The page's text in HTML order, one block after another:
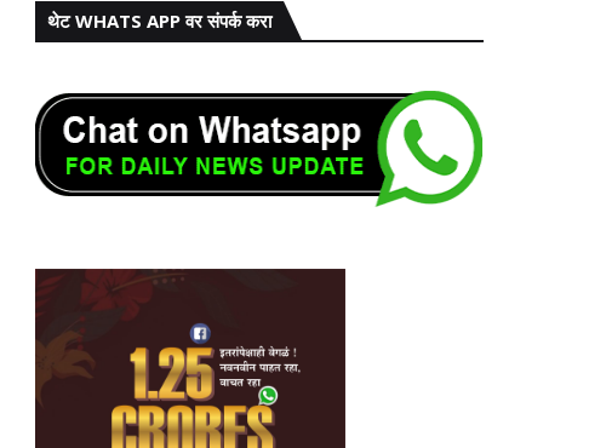
थेट WHATS APP वर संपर्क करा